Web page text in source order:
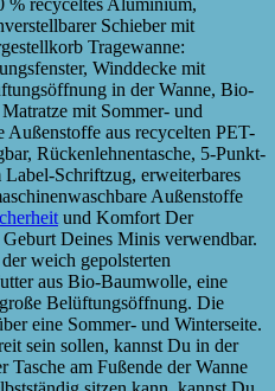
Schieber mit
Tragewanne:
Winddecke mit
in der Wanne, Bio-
mit Sommer- und
Außenstoffe aus recycelten PET-
Rückenlehnentasche, 5-Punkt-
Schriftzug, erweiterbares
Außenstoffe
und Komfort Der
Deines Minis verwendbar.
weich gepolsterten
aus Bio-Baumwolle, eine
Belüftungsöffnung. Die
eine Sommer- und Winterseite.
sein sollen, kannst Du in der
Tasche am Fußende der Wanne